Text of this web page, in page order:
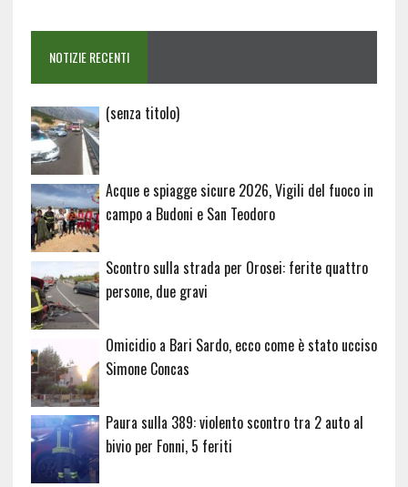
NOTIZIE RECENTI
(senza titolo)Articolo
Acque e spiagge sicure 2026, Vigili del fuoco in
campo a Budoni e San Teodoro
Scontro sulla strada per Orosei: ferite quattro
persone, due gravi
Omicidio a Bari Sardo, ecco come è stato ucciso
Simone Concas
Paura sulla 389: violento scontro tra 2 auto al
bivio per Fonni, 5 feriti